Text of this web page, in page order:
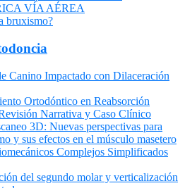
VÍA AÉREA
bruxismo?
Canino Impactado con Dilaceración
Ortodóntico en Reabsorción
Narrativa y Caso Clínico
3D: Nuevas perspectivas para
y sus efectos en el músculo masetero
Complejos Simplificados
del segundo molar y verticalización